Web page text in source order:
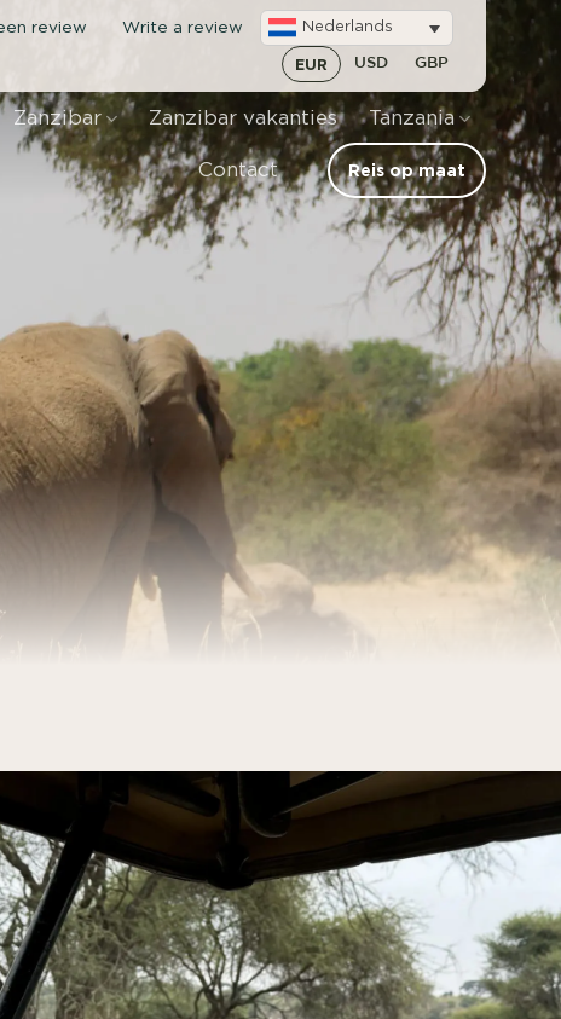
review Write a review Nederlands
EUR USD GBP
Zanzibar Zanzibar vakanties Tanzania
Contact Reis op maat